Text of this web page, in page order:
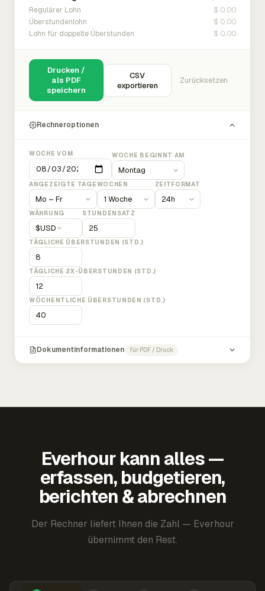
Regulärer Lohn $ 0.00
Überstundenlohn $ 0.00
Lohn für doppelte Überstunden $ 0.00
Drucken /
als PDF
speichern
CSV
exportieren
Zurücksetzen
Rechneroptionen
WOCHE VOM WOCHE BEGINNT AM
ANGEZEIGTE TAGEWOCHEN ZEITFORMAT
WÄHRUNG
$USD
STUNDENSATZ
TÄGLICHE ÜBERSTUNDEN (STD.)
TÄGLICHE 2X-ÜBERSTUNDEN (STD.)
WÖCHENTLICHE ÜBERSTUNDEN (STD.)
Dokumentinformationen für PDF / Druck
Everhour kann alles —
erfassen, budgetieren,
berichten & abrechnen
Der Rechner liefert Ihnen die Zahl — Everhour
übernimmt den Rest.